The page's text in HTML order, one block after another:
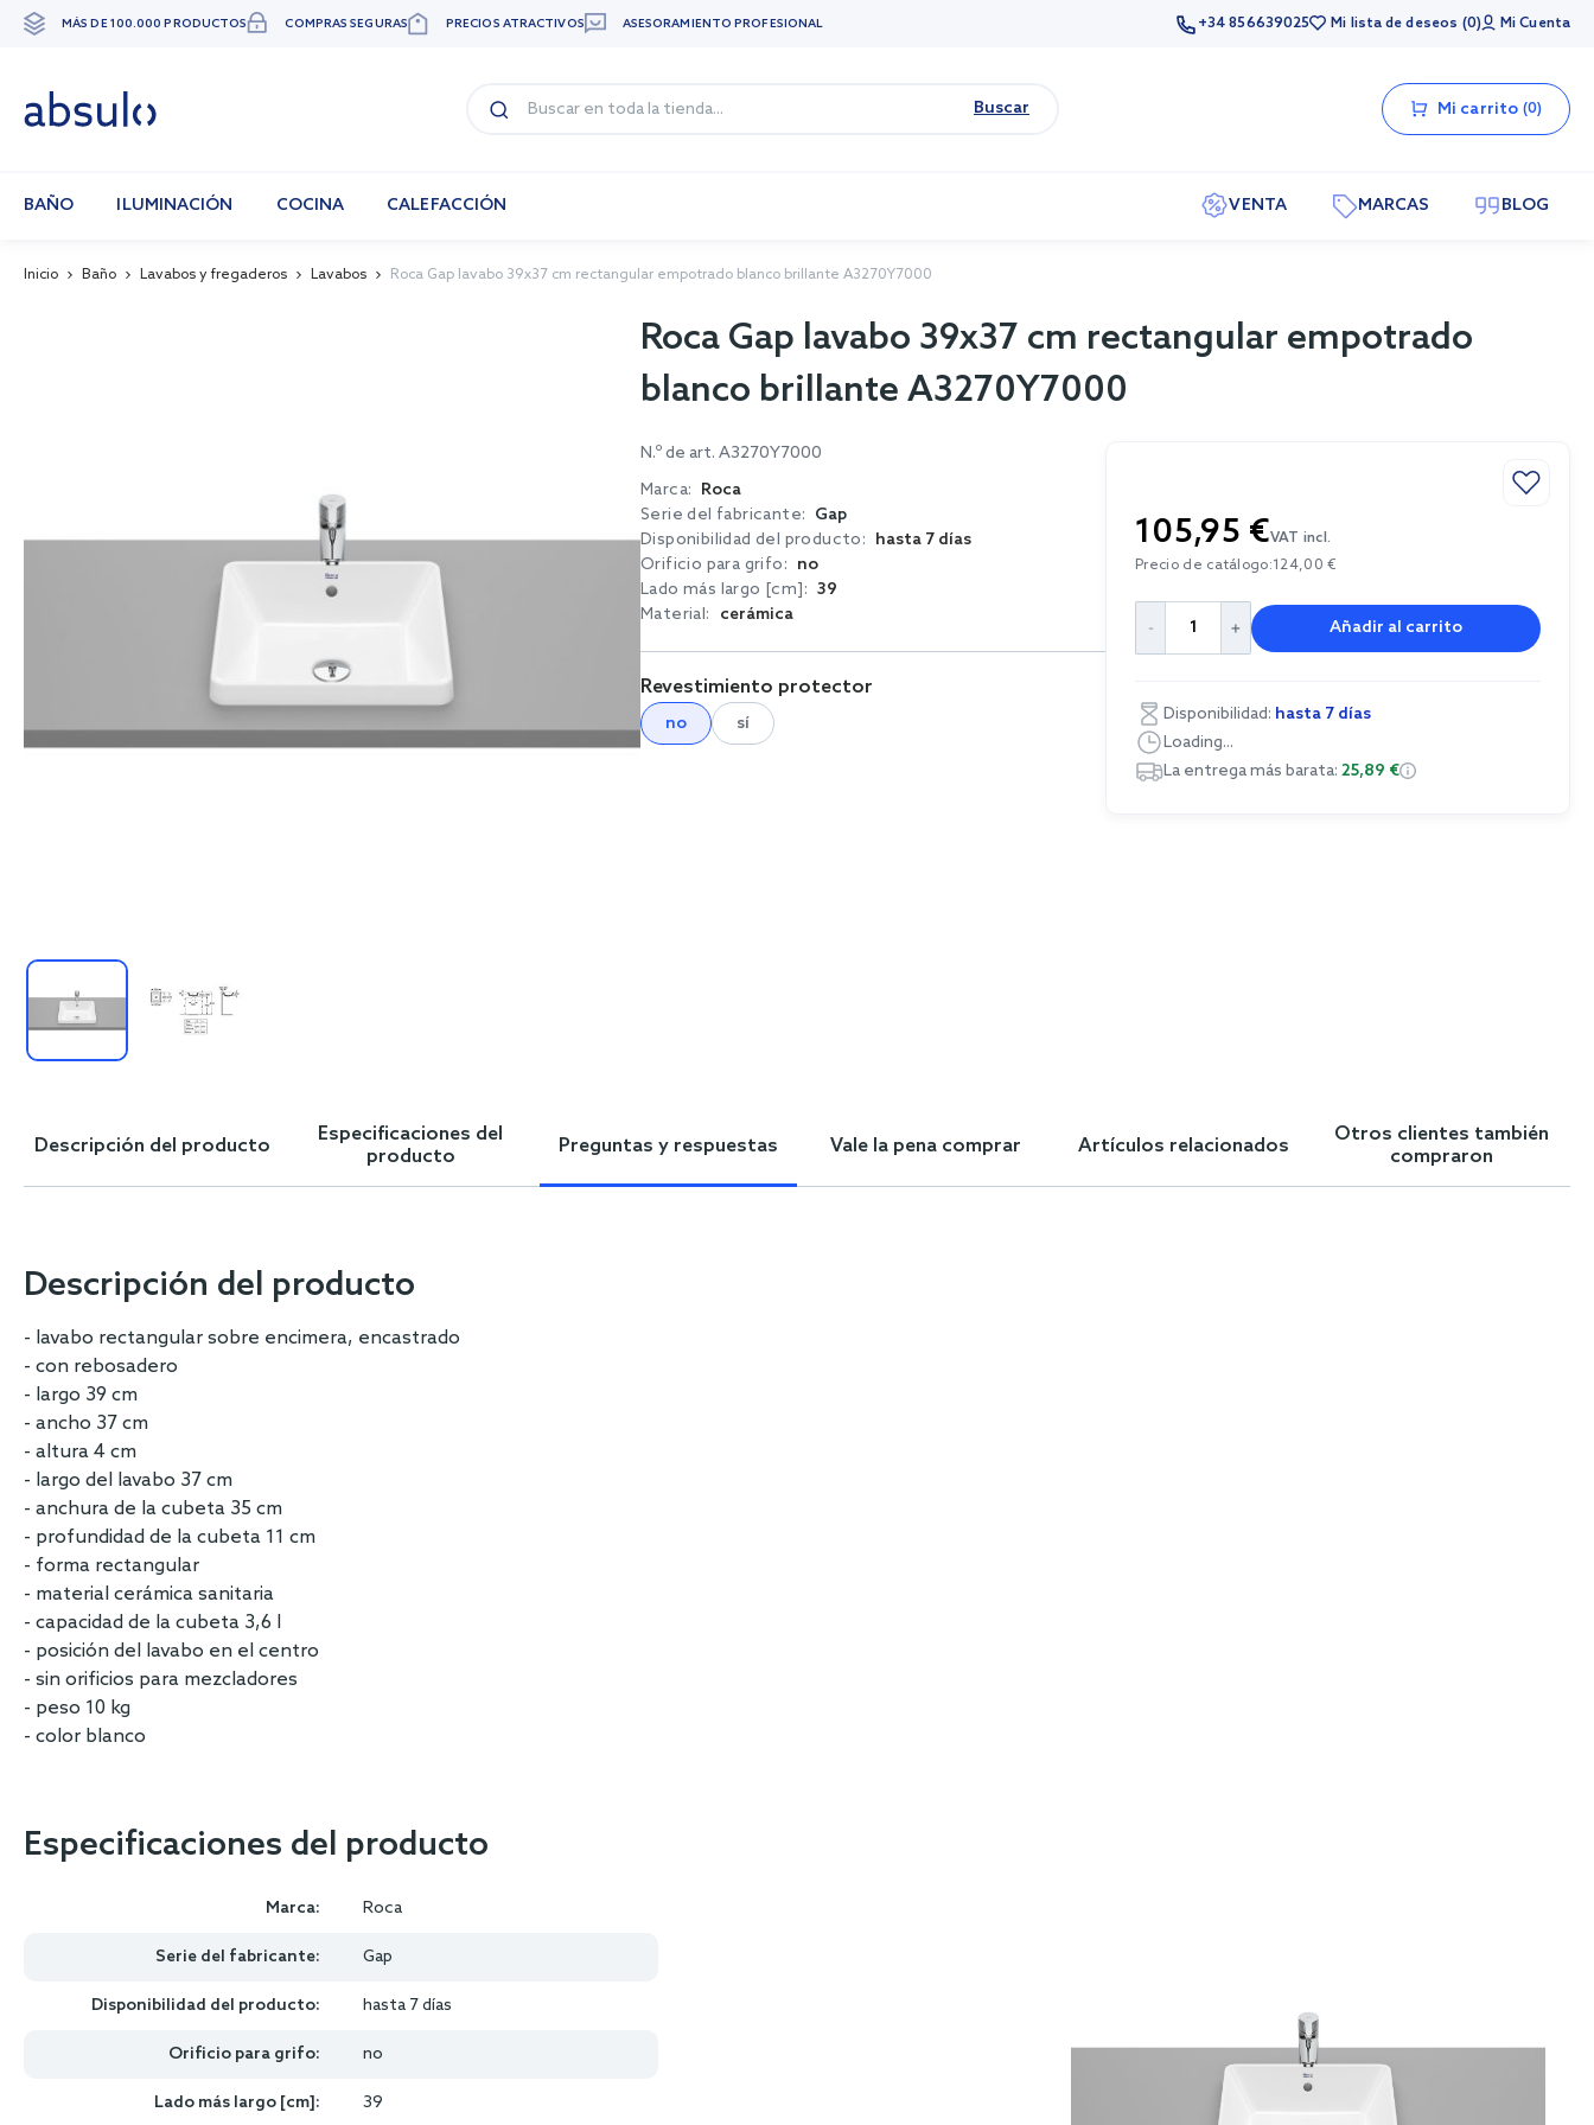
Ir
MÁS DE 100.000 PRODUCTOS COMPRAS SEGURAS PRECIOS ATRACTIVOS ASESORAMIENTO PROFESIONAL +34 856639025 Mi lista de deseos 0 Mi Cuenta
Buscar Mi carrito 0
BAÑO ILUMINACIÓN COCINA CALEFACCIÓN VENTA MARCAS BLOG
Inicio Baño Lavabos y fregaderos Lavabos Roca Gap lavabo 39x37 cm rectangular empotrado blanco brillante A3270Y7000
beginning
Roca Gap lavabo 39x37 cm rectangular empotrado
blanco brillante A3270Y7000
N.º de art. A3270Y7000
Marca: Roca
Serie del fabricante: Gap
Disponibilidad del producto: hasta 7 días
Orificio para grifo: no
Lado más largo [cm]: 39
Material:
cerámica
Revestimiento protector
no sí
105,95 €VAT incl.
Precio de catálogo:124,00 €
Añadir al carrito
Disponibilidad: hasta 7 días
Loading...
La entrega más barata: 25,89 €
Descripción del producto
Especificaciones del
producto
Preguntas y respuestas Vale la pena comprar Artículos relacionados
Otros clientes también
compraron
Descripción del producto
- lavabo rectangular sobre encimera, encastrado
- con rebosadero
- largo 39 cm
- ancho 37 cm
- altura 4 cm
- largo del lavabo 37 cm
- anchura de la cubeta 35 cm
- profundidad de la cubeta 11 cm
- forma rectangular
- material cerámica sanitaria
- capacidad de la cubeta 3,6 l
- posición del lavabo en el centro
- sin orificios para mezcladores
- peso 10 kg
- color blanco
Especificaciones del producto
Marca: Roca
Serie del fabricante: Gap
Disponibilidad del producto: hasta 7 días
Orificio para grifo: no
Lado más largo [cm]: 39